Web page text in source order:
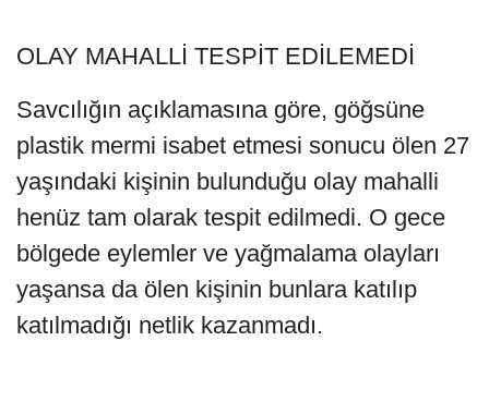
OLAY MAHALLİ TESPİT EDİLEMEDİ
Savcılığın açıklamasına göre, göğsüne
plastik mermi isabet etmesi sonucu ölen 27
yaşındaki kişinin bulunduğu olay mahalli
henüz tam olarak tespit edilmedi. O gece
bölgede eylemler ve yağmalama olayları
yaşansa da ölen kişinin bunlara katılıp
katılmadığı netlik kazanmadı.